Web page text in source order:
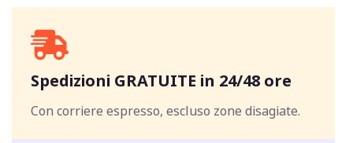
Spedizioni GRATUITE in 24/48 ore
Con corriere espresso, escluso zone disagiate.